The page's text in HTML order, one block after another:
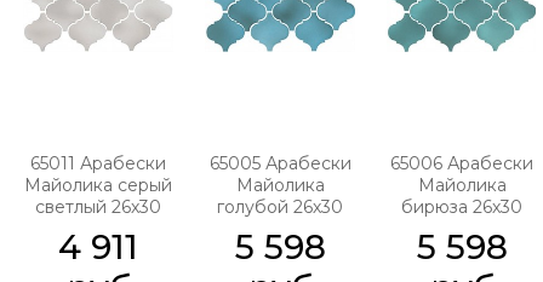
65011 Арабески
Майолика серый
светлый 26х30
4 911
65005 Арабески
Майолика
голубой 26х30
5 598
65006 Арабески
Майолика
бирюза 26х30
5 598